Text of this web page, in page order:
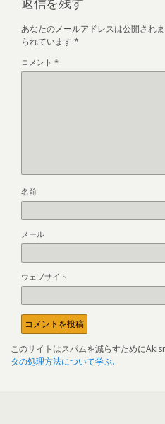
あなたのメールアドレスは公開され
られています *
コメント *
名前
メール
ウェブサイト
このサイトはスパムを減らすために
タの処理方法について学ぶ.